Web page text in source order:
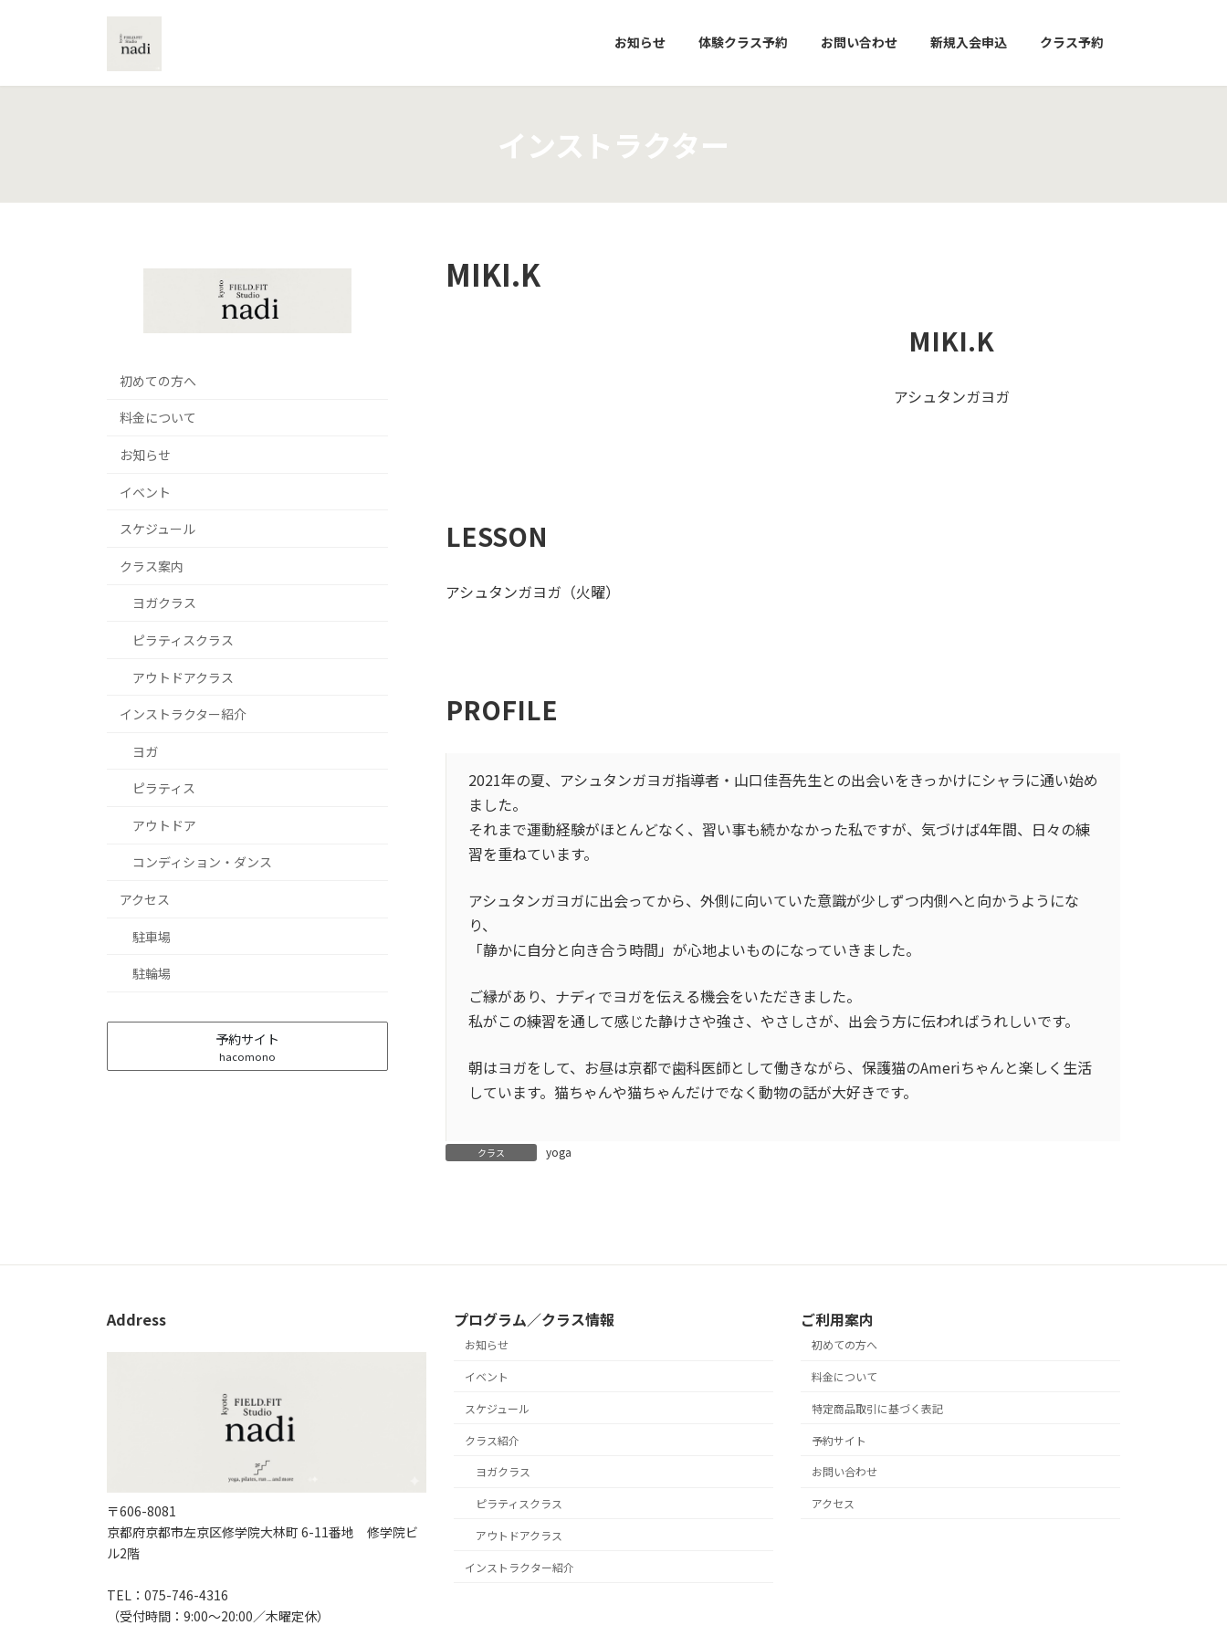
プ
動
お知らせ 体験クラス予約 お問い合わせ 新規入会申込 クラス予約
インストラクター
MIKI.K
MIKI.K
アシュタンガヨガ
LESSON
アシュタンガヨガ（火曜）
PROFILE
2021年の夏、アシュタンガヨガ指導者・山口佳吾先生との出会いをきっかけにシャラに通い始め
ました。
それまで運動経験がほとんどなく、習い事も続かなかった私ですが、気づけば4年間、日々の練
習を重ねています。
アシュタンガヨガに出会ってから、外側に向いていた意識が少しずつ内側へと向かうようにな
り、
「静かに自分と向き合う時間」が心地よいものになっていきました。
ご縁があり、ナディでヨガを伝える機会をいただきました。
私がこの練習を通して感じた静けさや強さ、やさしさが、出会う方に伝わればうれしいです。
朝はヨガをして、お昼は京都で歯科医師として働きながら、保護猫のAmeriちゃんと楽しく生活
しています。猫ちゃんや猫ちゃんだけでなく動物の話が大好きです。
クラス yoga
初めての方へ
料金について
お知らせ
イベント
スケジュール
クラス案内
ヨガクラス
ピラティスクラス
アウトドアクラス
インストラクター紹介
ヨガ
ピラティス
アウトドア
コンディション・ダンス
アクセス
駐車場
駐輪場
予約サイト
hacomono
Address
〒606-8081
京都府京都市左京区修学院大林町 6-11番地 修学院ビ
ル2階
TEL：075-746-4316
（受付時間：9:00〜20:00／木曜定休）
プログラム／クラス情報
お知らせ
イベント
スケジュール
クラス紹介
ヨガクラス
ピラティスクラス
アウトドアクラス
インストラクター紹介
ご利用案内
初めての方へ
料金について
特定商品取引に基づく表記
予約サイト
お問い合わせ
アクセス